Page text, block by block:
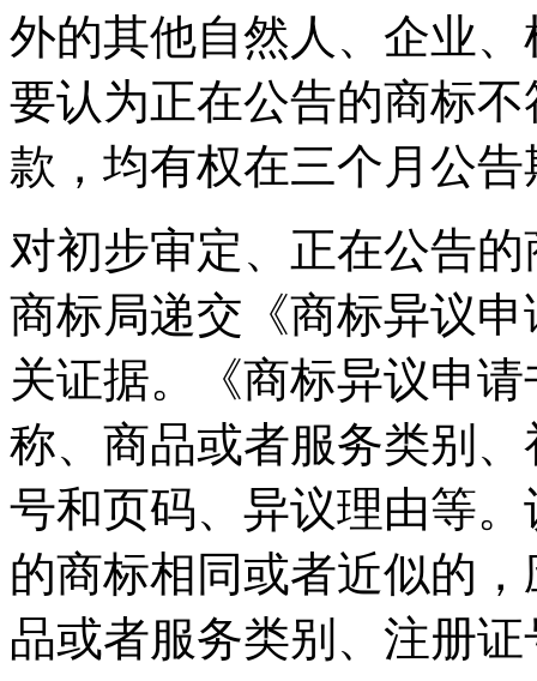
外的其他自然人、企业
要认为正在公告的商标
款，均有权在三个月公
对初步审定、正在公告
商标局递交《商标异议
关证据。《商标异议申
称、商品或者服务类别
号和页码、异议理由等
的商标相同或者近似的
品或者服务类别、注册